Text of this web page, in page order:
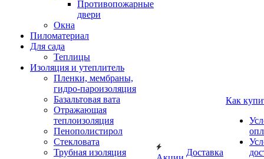
Противопожарные
двери
Окна
Пиломатериал
Для сада
Теплицы
Изоляция и утеплитель
Пленки, мембраны,
гидро-пароизоляция
Базальтовая вата
Отражающая
теплоизоляция
Пенополистирол
Стекловата
Трубная изоляция
Доставка
Как